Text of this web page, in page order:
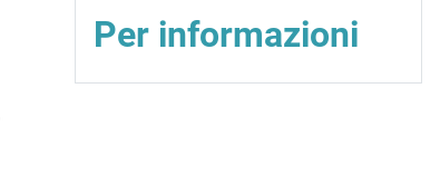
Per informazioni